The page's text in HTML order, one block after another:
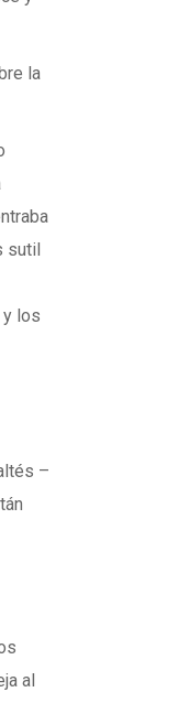
la
sutil
los
–
al